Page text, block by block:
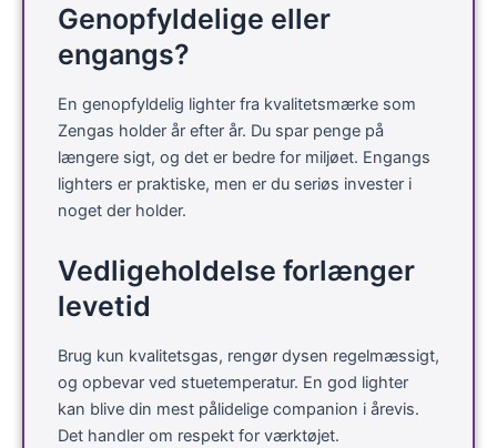
Genopfyldelige eller
engangs?
En genopfyldelig lighter fra kvalitetsmærke som
Zengas holder år efter år. Du spar penge på
længere sigt, og det er bedre for miljøet. Engangs
lighters er praktiske, men er du seriøs invester i
noget der holder.
Vedligeholdelse forlænger
levetid
Brug kun kvalitetsgas, rengør dysen regelmæssigt,
og opbevar ved stuetemperatur. En god lighter
kan blive din mest pålidelige companion i årevis.
Det handler om respekt for værktøjet.